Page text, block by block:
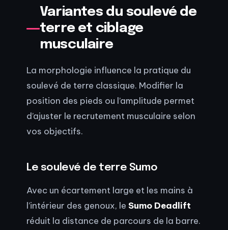
Variantes du soulevé de
terre et ciblage
musculaire
La morphologie influence la pratique du
soulevé de terre classique. Modifier la
position des pieds ou l’amplitude permet
d’ajuster le recrutement musculaire selon
vos objectifs.
Le soulevé de terre Sumo
Avec un écartement large et les mains à
l’intérieur des genoux, le Sumo Deadlift
réduit la distance de parcours de la barre.